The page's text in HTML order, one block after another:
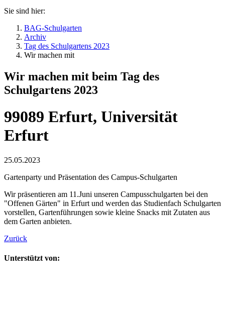
Sie sind hier:
BAG-Schulgarten
Archiv
Tag des Schulgartens 2023
Wir machen mit
Wir machen mit beim Tag des
Schulgartens 2023
99089 Erfurt, Universität
Erfurt
25.05.2023
Gartenparty und Präsentation des Campus-Schulgarten
Wir präsentieren am 11.Juni unseren Campusschulgarten bei den
"Offenen Gärten" in Erfurt und werden das Studienfach Schulgarten
vorstellen, Gartenführungen sowie kleine Snacks mit Zutaten aus
dem Garten anbieten.
Zurück
Unterstützt von: